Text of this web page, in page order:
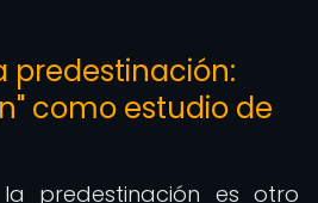
predestinación:
como estudio de
predestinación es otro